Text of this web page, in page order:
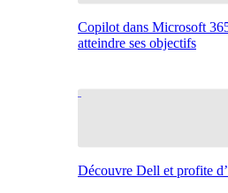
Copilot dans Microsoft
atteindre ses objectifs
Découvre Dell et profite